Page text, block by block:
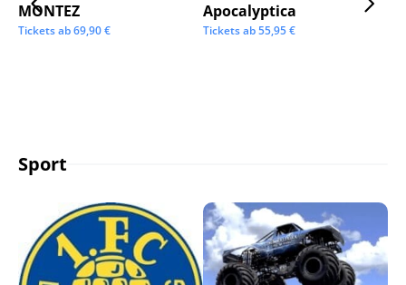
MONTEZ
Tickets ab69,90€
Apocalyptica
Tickets ab55,95€
Sport